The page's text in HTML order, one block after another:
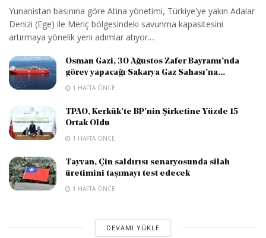
Yunanistan basınına göre Atina yönetimi, Türkiye'ye yakın Adalar
Denizi (Ege) ile Meriç bölgesindeki savunma kapasitesini
artırmaya yönelik yeni adımlar atıyor....
Osman Gazi, 30 Ağustos Zafer Bayramı’nda
görev yapacağı Sakarya Gaz Sahası’na...
1 HAFTA ÖNCE
TPAO, Kerkük’te BP’nin Şirketine Yüzde 15
Ortak Oldu
1 HAFTA ÖNCE
Tayvan, Çin saldırısı senaryosunda silah
üretimini taşımayı test edecek
1 HAFTA ÖNCE
DEVAMI YÜKLE